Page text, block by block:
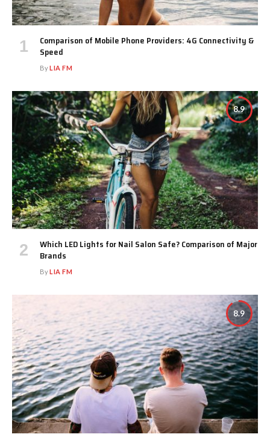
Comparison of Mobile Phone Providers: 4G Connectivity &
Speed
ByLIA FM
8.9
Which LED Lights for Nail Salon Safe? Comparison of Major
Brands
ByLIA FM
8.9